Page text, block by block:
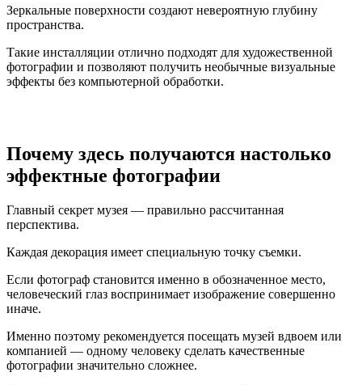
Зеркальные поверхности создают невероятную глубину
пространства.
Такие инсталляции отлично подходят для художественной
фотографии и позволяют получить необычные визуальные
эффекты без компьютерной обработки.
Почему здесь получаются настолько
эффектные фотографии
Главный секрет музея — правильно рассчитанная
перспектива.
Каждая декорация имеет специальную точку съемки.
Если фотограф становится именно в обозначенное место,
человеческий глаз воспринимает изображение совершенно
иначе.
Именно поэтому рекомендуется посещать музей вдвоем или
компанией — одному человеку сделать качественные
фотографии значительно сложнее.